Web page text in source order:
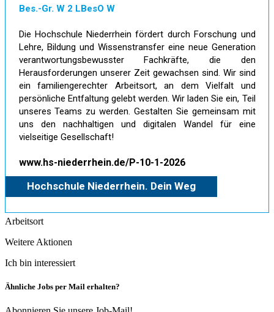
Bes.-Gr. W 2 LBesO W
Die Hochschule Niederrhein fördert durch Forschung und
Lehre, Bildung und Wissenstransfer eine neue Generation
verantwortungsbewusster Fachkräfte, die den
Herausforderungen unserer Zeit gewachsen sind. Wir sind
ein familiengerechter Arbeitsort, an dem Vielfalt und
persönliche Entfaltung gelebt werden. Wir laden Sie ein, Teil
unseres Teams zu werden. Gestalten Sie gemeinsam mit
uns den nachhaltigen und digitalen Wandel für eine
vielseitige Gesellschaft!
www.hs-niederrhein.de/P-10-1-2026
Hochschule Niederrhein. Dein Weg
Arbeitsort
Weitere Aktionen
Ich bin interessiert
Ähnliche Jobs per Mail erhalten?